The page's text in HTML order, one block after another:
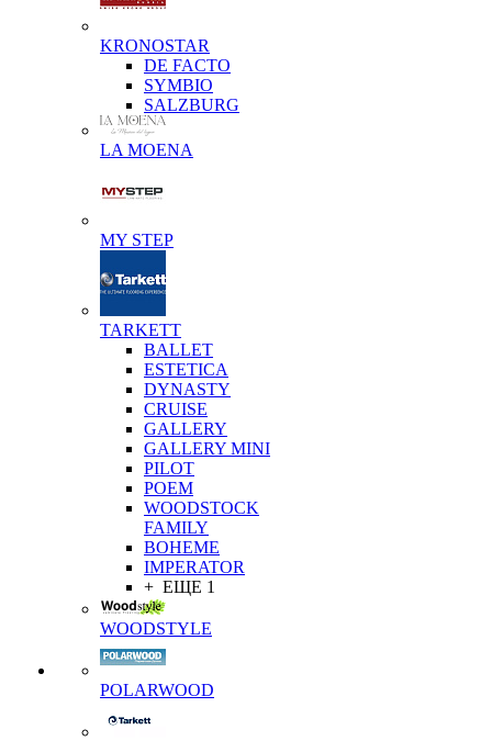
KRONOSTAR
DE FACTO
SYMBIO
SALZBURG
LA MOENA
MY STEP
TARKETT
BALLET
ESTETICA
DYNASTY
CRUISE
GALLERY
GALLERY MINI
PILOT
POEM
WOODSTOCK
FAMILY
BOHEME
IMPERATOR
+ ЕЩЕ 1
WOODSTYLE
POLARWOOD